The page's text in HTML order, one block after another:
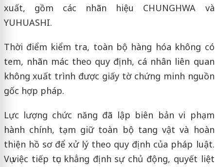
xuất, gồm các nhãn hiệu CHUNGHWA và
YUHUASHI.
Thời điểm kiểm tra, toàn bộ hàng hóa không có
tem, nhãn mác theo quy định, cá nhân liên quan
không xuất trình được giấy tờ chứng minh nguồn
gốc hợp pháp.
Lực lượng chức năng đã lập biên bản vi phạm
hành chính, tạm giữ toàn bộ tang vật và hoàn
thiện hồ sơ để xử lý theo quy định của pháp luật.
Vụ việc tiếp tục khẳng định sự chủ động, quyết liệt